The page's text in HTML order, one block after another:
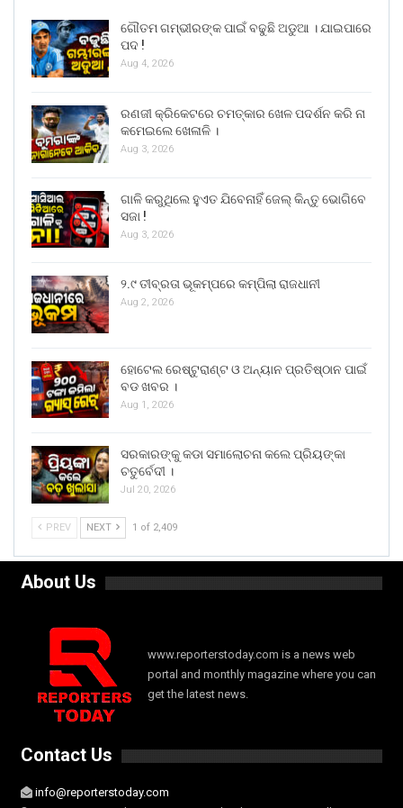
ଗୌତମ ଗମ୍ଭୀରଙ୍କ ପାଇଁ ବଢୁଛି ଅଡୁଆ । ଯାଇପାରେ
ପଦ !
Aug 4, 2026
ରଣଜୀ କ୍ରିକେଟରେ ଚମତ୍କାର ଖେଳ ପଦର୍ଶନ କରି ନା
କମେଇଲେ ଖେଳାଳି ।
Aug 3, 2026
ଗାଳି କରୁଥିଲେ ହୁଏତ ଯିବେନାହିଁ ଜେଲ୍ କିନ୍ତୁ ଭୋଗିବେ
ସଜା !
Aug 3, 2026
୨.୯ ତୀବ୍ରତା ଭୂକମ୍ପରେ କମ୍ପିଲା ରାଜଧାନୀ
Aug 2, 2026
ହୋଟେଲ ରେଷ୍ଟୁରାଣ୍ଟ ଓ ଅନ୍ୟାନ ପ୍ରତିଷ୍ଠାନ ପାଇଁ
ବଡ ଖବର ।
Aug 1, 2026
ସରକାରଙ୍କୁ କଡା ସମାଲୋଚନା କଲେ ପ୍ରିୟଙ୍କା
ଚତୁର୍ବେଦୀ ।
Jul 20, 2026
PREV NEXT 1 of 2,409
About Us
www.reporterstoday.com is a news web
portal and monthly magazine where you can
get the latest news.
Contact Us
info@reporterstoday.com